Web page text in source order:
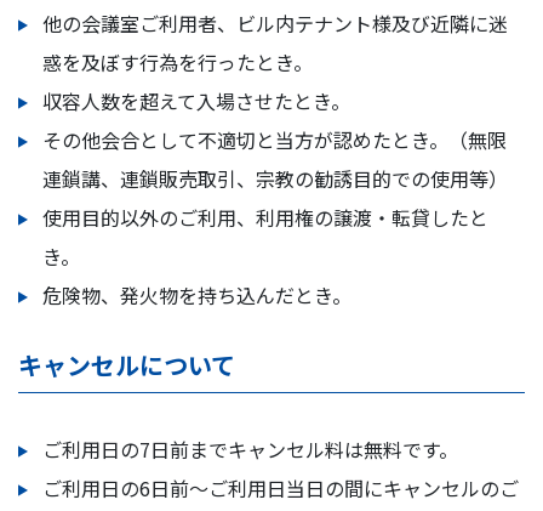
他の会議室ご利用者、ビル内テナント様及び近隣に迷
惑を及ぼす行為を行ったとき。
収容人数を超えて入場させたとき。
その他会合として不適切と当方が認めたとき。（無限
連鎖講、連鎖販売取引、宗教の勧誘目的での使用等）
使用目的以外のご利用、利用権の譲渡・転貸したと
き。
危険物、発火物を持ち込んだとき。
キャンセルについて
ご利用日の7日前までキャンセル料は無料です。
ご利用日の6日前～ご利用日当日の間にキャンセルのご